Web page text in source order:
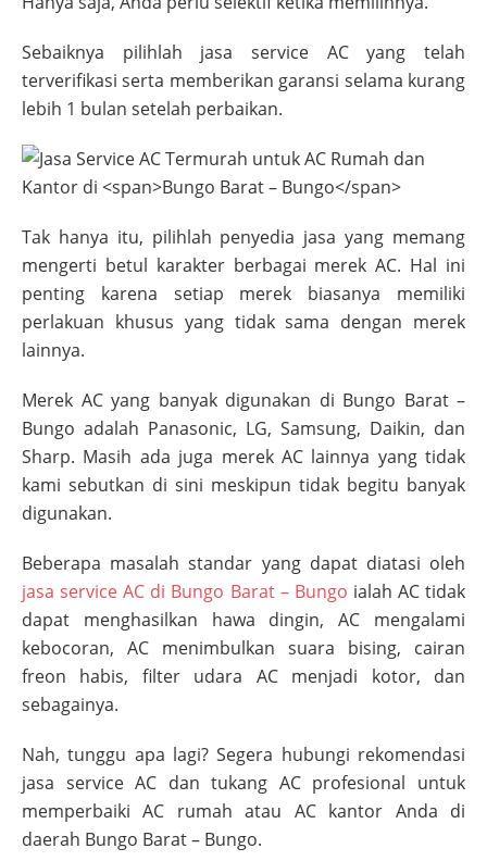
Sebaiknya pilihlah jasa service AC yang telah
terverifikasi serta memberikan garansi selama kurang
lebih 1 bulan setelah perbaikan.
Tak hanya itu, pilihlah penyedia jasa yang memang
mengerti betul karakter berbagai merek AC. Hal ini
penting karena setiap merek biasanya memiliki
perlakuan khusus yang tidak sama dengan merek
lainnya.
Merek AC yang banyak digunakan di Bungo Barat –
Bungo adalah Panasonic, LG, Samsung, Daikin, dan
Sharp. Masih ada juga merek AC lainnya yang tidak
kami sebutkan di sini meskipun tidak begitu banyak
digunakan.
Beberapa masalah standar yang dapat diatasi oleh
jasa service AC di Bungo Barat – Bungo ialah AC tidak
dapat menghasilkan hawa dingin, AC mengalami
kebocoran, AC menimbulkan suara bising, cairan
freon habis, filter udara AC menjadi kotor, dan
sebagainya.
Nah, tunggu apa lagi? Segera hubungi rekomendasi
jasa service AC dan tukang AC profesional untuk
memperbaiki AC rumah atau AC kantor Anda di
daerah Bungo Barat – Bungo.